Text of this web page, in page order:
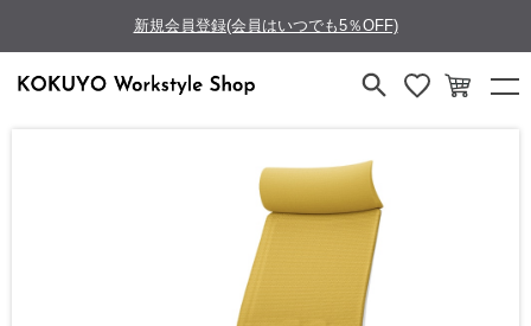
新規会員登録(会員はいつでも5％OFF)